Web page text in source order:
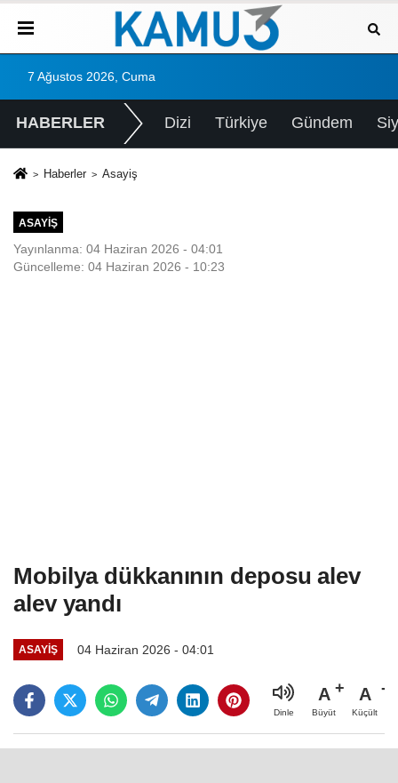
7 Ağustos 2026, Cuma
HABERLER Dizi Türkiye Gündem
Haberler Asayiş
ASAYIŞ
Yayınlanma: 04 Haziran 2026 - 04:01
Güncelleme: 04 Haziran 2026 - 10:23
Mobilya dükkanının deposu alev
alev yandı
ASAYIŞ 04 Haziran 2026 - 04:01
Dinle
A
Büyüt
A
Küçült